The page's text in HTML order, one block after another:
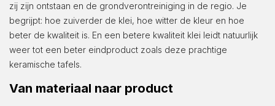
zij zijn ontstaan en de grondverontreiniging in de regio. Je
begrijpt: hoe zuiverder de klei, hoe witter de kleur en hoe
beter de kwaliteit is. En een betere kwaliteit klei leidt natuurlijk
weer tot een beter eindproduct zoals deze prachtige
keramische tafels.
Van materiaal naar product